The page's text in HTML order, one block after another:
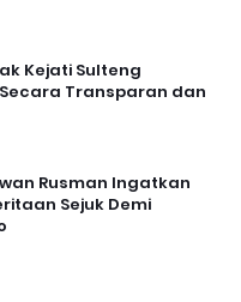
Kejati Sulteng
Transparan dan
Rusman Ingatkan
Sejuk Demi